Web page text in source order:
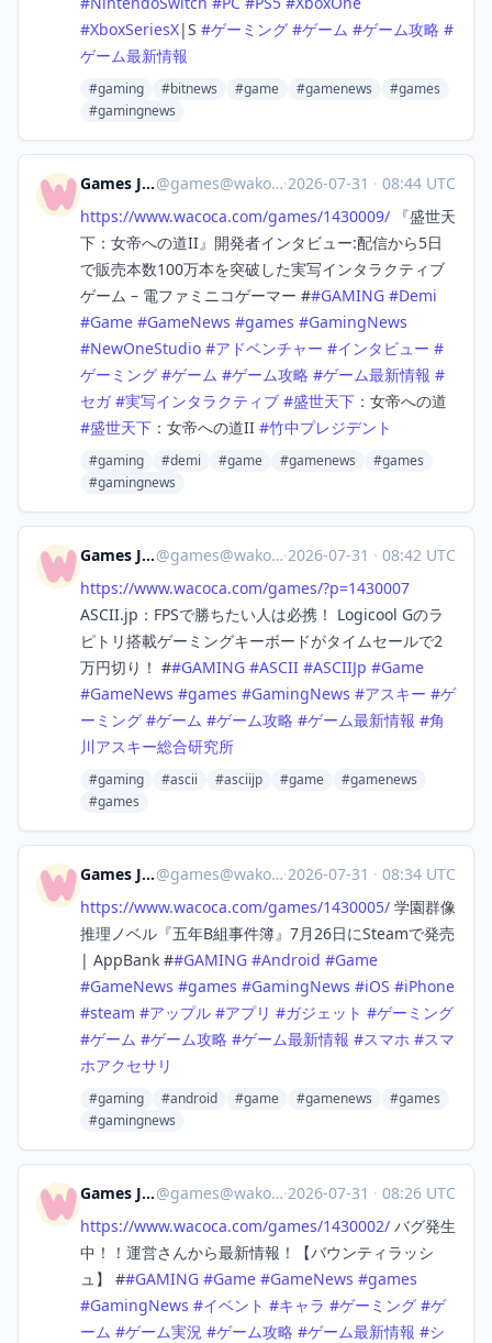
#XboxSeriesX|S #ゲーミング #ゲーム #ゲーム攻略 #
ゲーム最新情報
#gaming #bitnews #game #gamenews
#games
#gamingnews
Games Japan@games@wakoka.com ·2026-07-31 · 08:44 UTC
https://www.wacoca.com/games/1430009/ 『盛世天
下：女帝への道II』開発者インタビュー:配信から5日
で販売本数100万本を突破した実写インタラクティブ
ゲーム – 電ファミニコゲーマー ##GAMING #Demi
#Game #GameNews #games #GamingNews
#NewOneStudio #アドベンチャー #インタビュー #
ゲーミング #ゲーム #ゲーム攻略 #ゲーム最新情報 #
セガ #実写インタラクティブ #盛世天下 ：女帝への道
#盛世天下 ：女帝への道II #竹中プレジデント
#gaming #demi #game #gamenews
#games
#gamingnews
Games Japan@games@wakoka.com ·2026-07-31 · 08:42 UTC
https://www.wacoca.com/games/?p=1430007
ASCII.jp：FPSで勝ちたい人は必携！ Logicool Gのラ
ピトリ搭載ゲーミングキーボードがタイムセールで2
万円切り！ ##GAMING #ASCII #ASCIIJp #Game
#GameNews #games #GamingNews #アスキー #ゲ
ーミング #ゲーム #ゲーム攻略 #ゲーム最新情報 #角
川アスキー総合研究所
#gaming #ascii #asciijp #game
#gamenews
#games
Games Japan@games@wakoka.com ·2026-07-31 · 08:34 UTC
https://www.wacoca.com/games/1430005/ 学園群像
推理ノベル『五年B組事件簿』7月26日にSteamで発売
| AppBank ##GAMING #Android #Game
#GameNews #games #GamingNews #iOS #iPhone
#steam #アップル #アプリ #ガジェット #ゲーミング
#ゲーム #ゲーム攻略 #ゲーム最新情報 #スマホ #スマ
ホアクセサリ
#gaming #android #game #gamenews
#games
#gamingnews
Games Japan@games@wakoka.com ·2026-07-31 · 08:26 UTC
https://www.wacoca.com/games/1430002/ バグ発生
中！！運営さんから最新情報！【バウンティラッシ
ュ】 ##GAMING #Game #GameNews #games
#GamingNews #イベント #キャラ #ゲーミング #ゲ
ーム #ゲーム実況 #ゲーム攻略 #ゲーム最新情報 #シ